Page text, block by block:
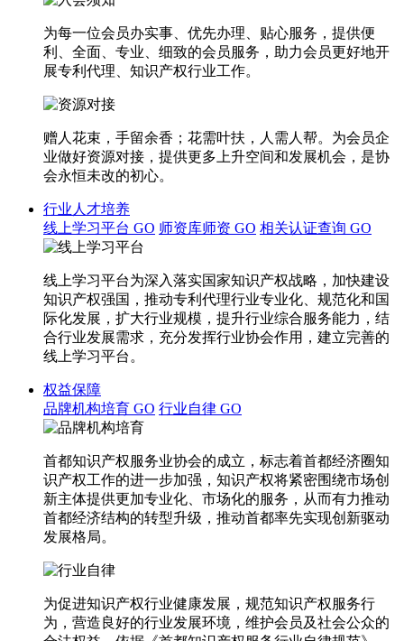
为每一位会员办实事、优先办理、贴心服务，提供便
利、全面、专业、细致的会员服务，助力会员更好地开
展专利代理、知识产权行业工作。
赠人花束，手留余香；花需叶扶，人需人帮。为会员企
业做好资源对接，提供更多上升空间和发展机会，是协
会永恒未改的初心。
行业人才培养
线上学习平台 GO 师资库师资 GO 相关认证查询 GO
线上学习平台为深入落实国家知识产权战略，加快建设
知识产权强国，推动专利代理行业专业化、规范化和国
际化发展，扩大行业规模，提升行业综合服务能力，结
合行业发展需求，充分发挥行业协会作用，建立完善的
线上学习平台。
权益保障
品牌机构培育 GO 行业自律 GO
首都知识产权服务业协会的成立，标志着首都经济圈知
识产权工作的进一步加强，知识产权将紧密围绕市场创
新主体提供更加专业化、市场化的服务，从而有力推动
首都经济结构的转型升级，推动首都率先实现创新驱动
发展格局。
为促进知识产权行业健康发展，规范知识产权服务行
为，营造良好的行业发展环境，维护会员及社会公众的